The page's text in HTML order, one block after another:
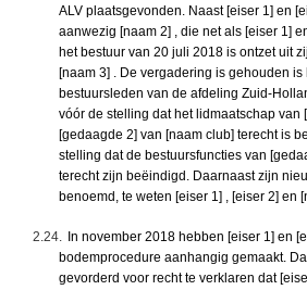
ALV plaatsgevonden. Naast [eiser 1] en
aanwezig [naam 2] , die net als [eiser 1]
het bestuur van 20 juli 2018 is ontzet uit
[naam 3] . De vergadering is gehouden
bestuursleden van de afdeling Zuid-
vóór de stelling dat het lidmaatschap van
[gedaagde 2] van [naam club] terecht is
stelling dat de bestuursfuncties van
terecht zijn beëindigd. Daarnaast zijn
benoemd, te weten [eiser 1] , [eiser 2] en
2.24. In november 2018 hebben [eiser 1] en
bodemprocedure aanhangig gemaakt.
gevorderd voor recht te verklaren dat